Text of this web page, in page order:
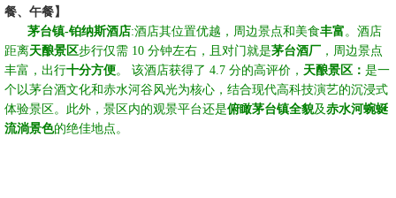
餐、午餐】
茅台镇-铂纳斯酒店:酒店其位置优越，周边景点和美食丰富。酒店
距离天酿景区步行仅需 10 分钟左右，且对门就是茅台酒厂 ，周边景点
丰富，出行十分方便。 该酒店获得了 4.7 分的高评价， 天酿景区： 是一
个以茅台酒文化和赤水河谷风光为核心，结合现代高科技演艺的沉浸式
体验景区。此外，景区内的观景平台还是俯瞰茅台镇全貌及赤水河蜿蜒
流淌景色的绝佳地点。